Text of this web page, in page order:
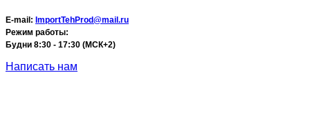
E-mail: ImportTehProd@mail.ru
Режим работы:
Будни 8:30 - 17:30 (МСК+2)
Написать нам